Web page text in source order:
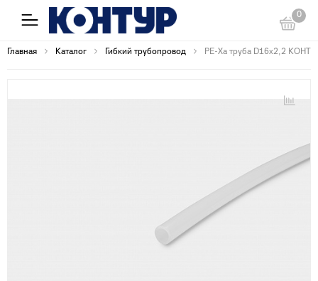
0
Главная Каталог Гибкий трубопровод PE-Xa труба D16х2,2